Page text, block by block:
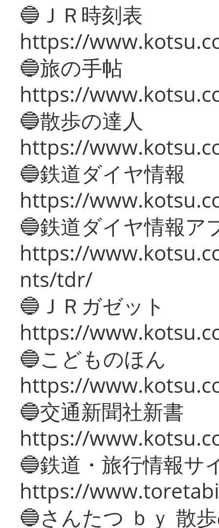
🔵ＪＲ時刻表
https://
🔵旅の手帖
https://
🔵散歩の達人
https://
🔵鉄道ダイヤ情報
https://
🔵鉄道ダイヤ情報ア
https://
nts/tdr/
🔵ＪＲガゼット
https://
🔵こどものほん
https://
🔵交通新聞社新書
https://
🔵鉄道・旅行情報サ
https://
🔵さんたつ ｂｙ 散